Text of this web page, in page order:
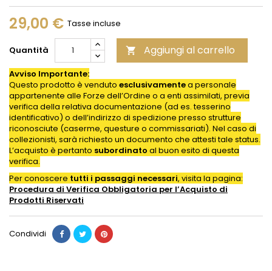
29,00 € Tasse incluse
Quantità  Aggiungi al carrello
Avviso Importante:
Questo prodotto è venduto esclusivamentea personale
appartenente alle Forze dell’Ordine o a enti assimilati, previa
verifica della relativa documentazione (ad es. tesserino
identificativo) o dell’indirizzo di spedizione presso strutture
riconosciute (caserme, questure o commissariati). Nel caso di
collezionisti, sarà richiesto un documento che attesti tale status.
L’acquisto è pertanto subordinato al buon esito di questa
verifica.
Per conoscere tutti i passaggi necessari, visita la pagina:
Procedura di Verifica Obbligatoria per l’Acquisto di
Prodotti Riservati
Condividi